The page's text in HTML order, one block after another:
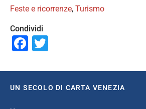
Feste e ricorrenze, Turismo
Condividi
Facebook
UN SECOLO DI CARTA VENEZIA